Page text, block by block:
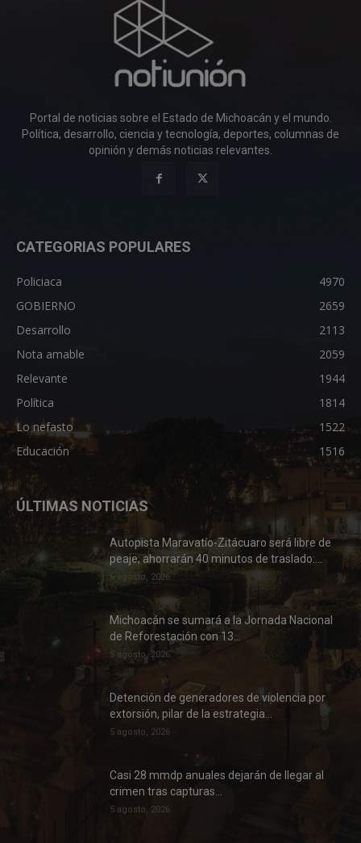
Portal de noticias sobre el Estado de Michoacán y el mundo.
Política, desarrollo, ciencia y tecnología, deportes, columnas de
opinión y demás noticias relevantes.
CATEGORIAS POPULARES
Policiaca
4970
GOBIERNO
2659
Desarrollo
2113
Nota amable
2059
Relevante
1944
Política
1814
Lo nefasto
1522
Educación
1516
ÚLTIMAS NOTICIAS
Autopista Maravatío-Zitácuaro será libre de
peaje; ahorrarán 40 minutos de traslado:...
6 agosto, 2026
Michoacán se sumará a la Jornada Nacional
de Reforestación con 13...
5 agosto, 2026
Detención de generadores de violencia por
extorsión, pilar de la estrategia...
5 agosto, 2026
Casi 28 mmdp anuales dejarán de llegar al
crimen tras capturas...
5 agosto, 2026